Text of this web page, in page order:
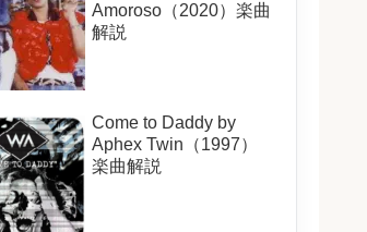
Amoroso（2020）楽曲
解説
Come to Daddy by
Aphex Twin（1997）
楽曲解説